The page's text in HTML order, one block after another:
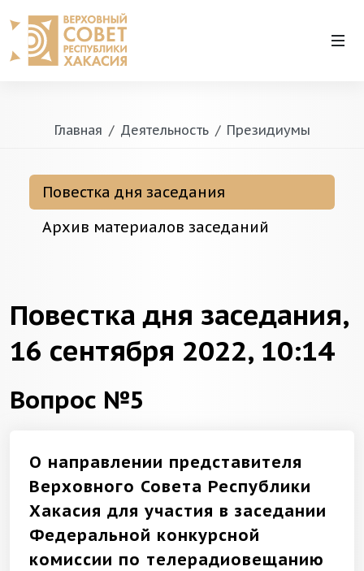
Главная Деятельность Президиумы
Повестка дня заседания
Архив материалов заседаний
Повестка дня заседания,
16 сентября 2022, 10:14
Вопрос №5
О направлении представителя
Верховного Совета Республики
Хакасия для участия в заседании
Федеральной конкурсной
комиссии по телерадиовещанию